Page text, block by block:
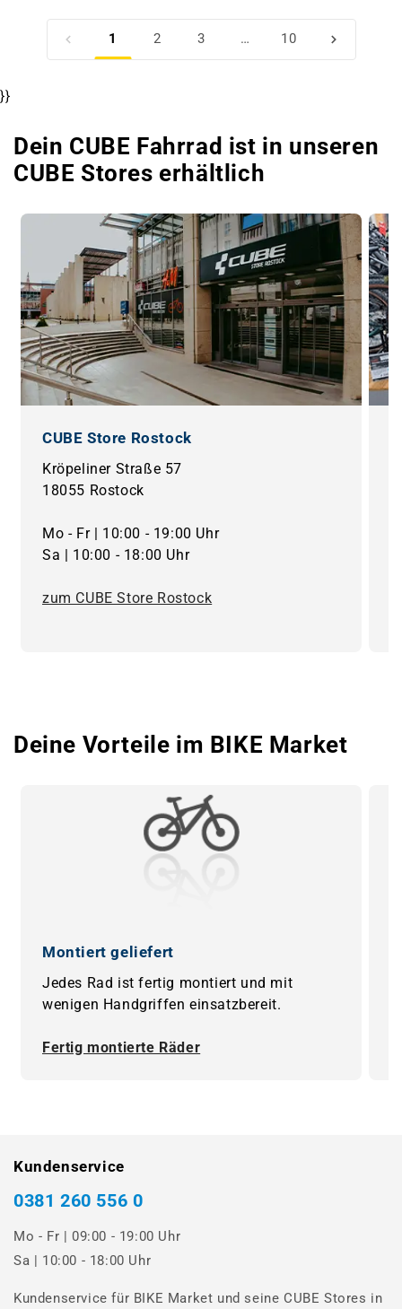
1 2 3 … 10
}}
Dein CUBE Fahrrad ist in unseren
CUBE Stores erhältlich
CUBE Store Rostock
Kröpeliner Straße 57
18055 Rostock
Mo - Fr | 10:00 - 19:00 Uhr
Sa | 10:00 - 18:00 Uhr
zum CUBE Store Rostock
Deine Vorteile im BIKE Market
Montiert geliefert
Jedes Rad ist fertig montiert und mit
wenigen Handgriffen einsatzbereit.
Fertig montierte Räder
Kundenservice
0381 260 556 0
Mo - Fr | 09:00 - 19:00 Uhr
Sa | 10:00 - 18:00 Uhr
Kundenservice für BIKE Market und seine CUBE Stores in